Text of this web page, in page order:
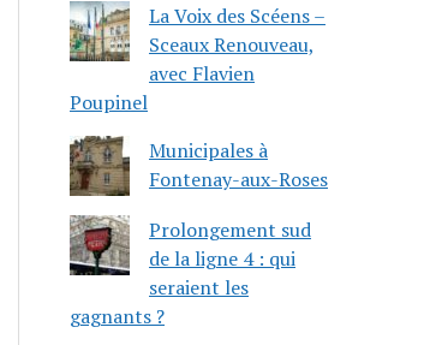
La Voix des Scéens –
Sceaux Renouveau,
avec Flavien
Poupinel
Municipales à
Fontenay-aux-Roses
Prolongement sud
de la ligne 4 : qui
seraient les
gagnants ?